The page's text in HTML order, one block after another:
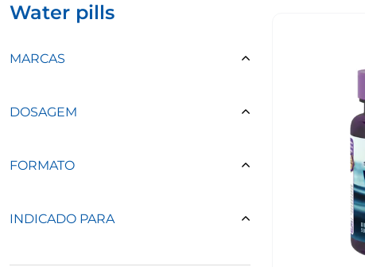
water pills
MARCAS
DOSAGEM
FORMATO
INDICADO PARA